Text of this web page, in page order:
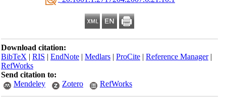
Download citation:
BibTeX|RIS|EndNote|Medlars|ProCite|Reference Manager
RefWorks
Send citation to:
Mendeley
Zotero RefWorks